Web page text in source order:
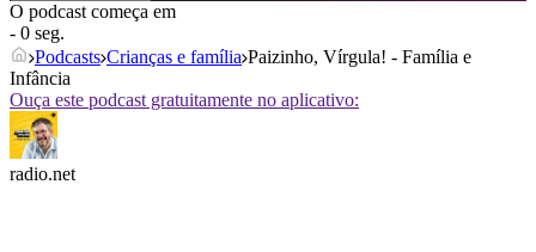
O podcast começa em
- 0 seg.
Podcasts Crianças e família Paizinho, Vírgula! - Família e
Infância
Ouça este podcast gratuitamente no aplicativo:
radio.net